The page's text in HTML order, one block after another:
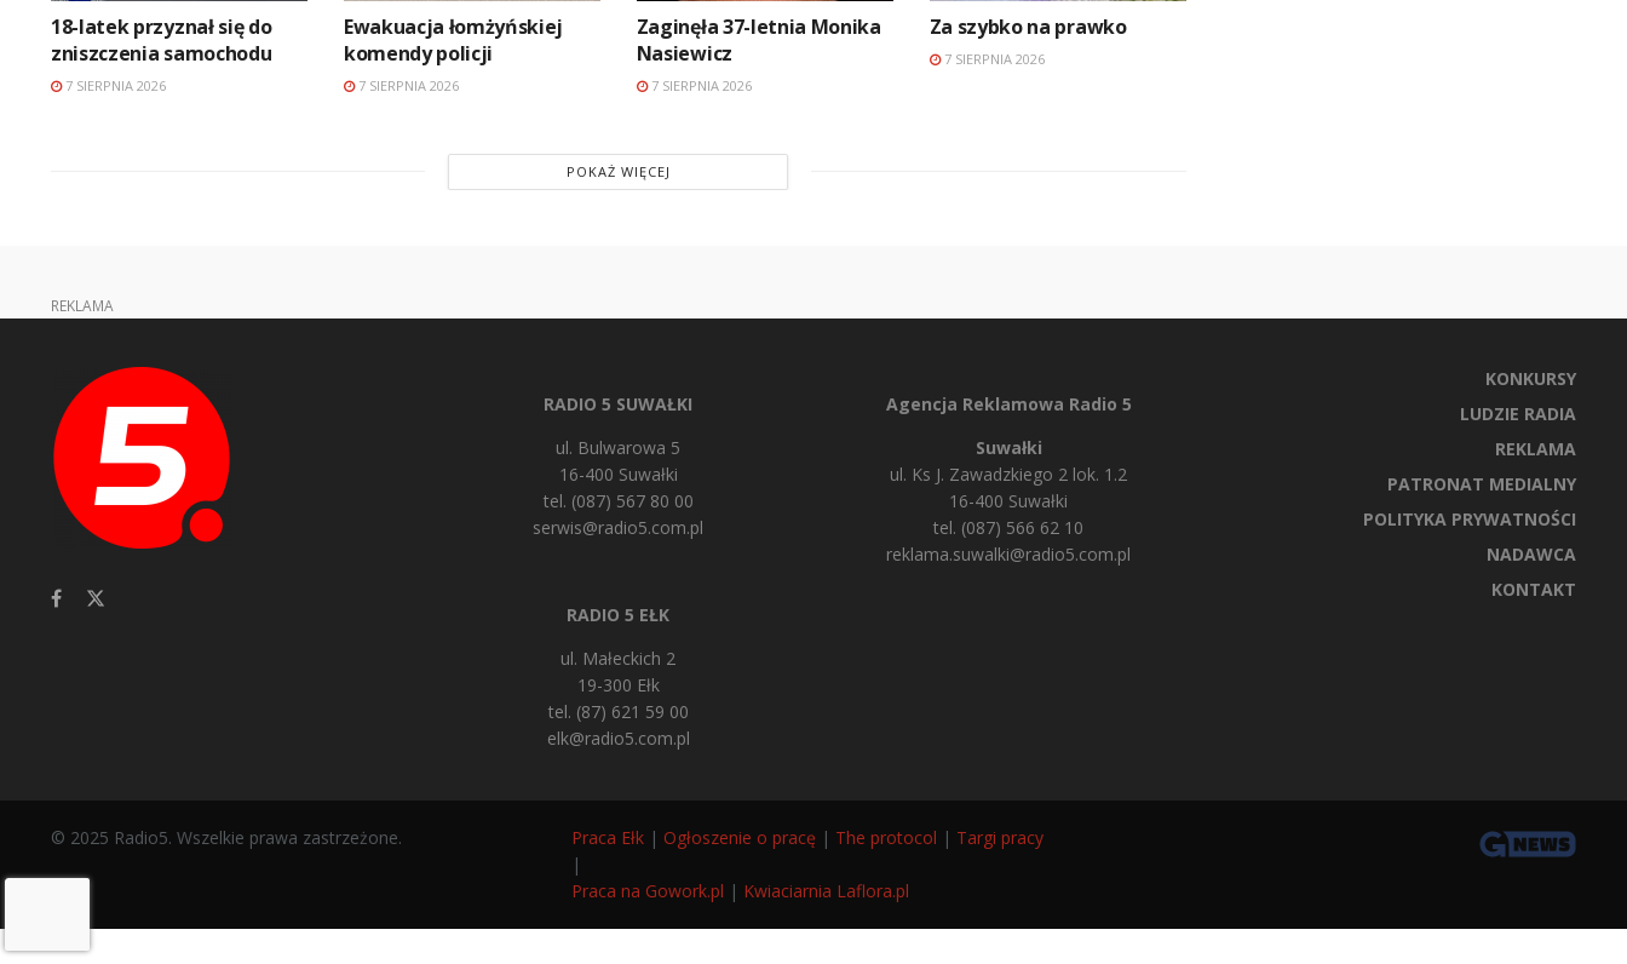
18-latek przyznał się do
zniszczenia samochodu
7 SIERPNIA 2026
Ewakuacja łomżyńskiej
komendy policji
7 SIERPNIA 2026
Zaginęła 37-letnia Monika
Nasiewicz
7 SIERPNIA 2026
Za szybko na prawko
7 SIERPNIA 2026
POKAŻ WIĘCEJ
REKLAMA
RADIO 5 SUWAŁKI
ul. Bulwarowa 5
16-400 Suwałki
tel. (087) 567 80 00
serwis@radio5.com.pl
RADIO 5 EŁK
ul. Małeckich 2
19-300 Ełk
tel. (87) 621 59 00
elk@radio5.com.pl
Agencja Reklamowa Radio 5
Suwałki
ul. Ks J. Zawadzkiego 2 lok. 1.2
16-400 Suwałki
tel. (087) 566 62 10
reklama.suwalki@radio5.com.pl
KONKURSY
LUDZIE RADIA
REKLAMA
PATRONAT MEDIALNY
POLITYKA PRYWATNOŚCI
NADAWCA
KONTAKT
© 2025 Radio5. Wszelkie prawa zastrzeżone. Praca Ełk | Ogłoszenie o pracę | The protocol | Targi pracy
|
Praca na Gowork.pl | Kwiaciarnia Laflora.pl